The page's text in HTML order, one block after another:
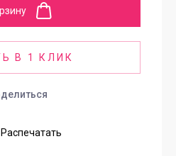
В 1 КЛИК
Распечатать